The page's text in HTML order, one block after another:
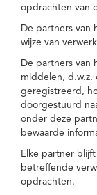
opdrachten van
De partners
wijze van
De partners
middelen, d.w.z.
geregistreerd,
doorgestuurd
onder deze
bewaarde
Elke partner
betreffende
opdrachten.